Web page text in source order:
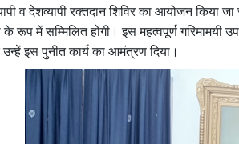
व देशव्यापी रक्तदान शिविर का आयोजन किया
रूप में सम्मिलित होंगी। इस महत्वपूर्ण
इस पुनीत कार्य का आमंत्रण दिया।